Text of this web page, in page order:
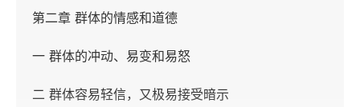
第二章 群体的情感和道德
一 群体的冲动、易变和易怒
二 群体容易轻信，又极易接受暗示